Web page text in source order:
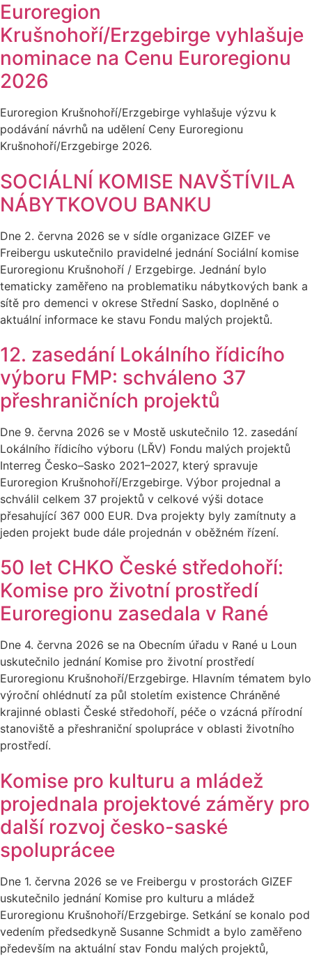
Euroregion
Krušnohoří/Erzgebirge vyhlašuje
nominace na Cenu Euroregionu
2026
Euroregion Krušnohoří/Erzgebirge vyhlašuje výzvu k
podávání návrhů na udělení Ceny Euroregionu
Krušnohoří/Erzgebirge 2026.
SOCIÁLNÍ KOMISE NAVŠTÍVILA
NÁBYTKOVOU BANKU
Dne 2. června 2026 se v sídle organizace GIZEF ve
Freibergu uskutečnilo pravidelné jednání Sociální komise
Euroregionu Krušnohoří / Erzgebirge. Jednání bylo
tematicky zaměřeno na problematiku nábytkových bank a
sítě pro demenci v okrese Střední Sasko, doplněné o
aktuální informace ke stavu Fondu malých projektů.
12. zasedání Lokálního řídicího
výboru FMP: schváleno 37
přeshraničních projektů
Dne 9. června 2026 se v Mostě uskutečnilo 12. zasedání
Lokálního řídicího výboru (LŘV) Fondu malých projektů
Interreg Česko–Sasko 2021–2027, který spravuje
Euroregion Krušnohoří/Erzgebirge. Výbor projednal a
schválil celkem 37 projektů v celkové výši dotace
přesahující 367 000 EUR. Dva projekty byly zamítnuty a
jeden projekt bude dále projednán v oběžném řízení.
50 let CHKO České středohoří:
Komise pro životní prostředí
Euroregionu zasedala v Rané
Dne 4. června 2026 se na Obecním úřadu v Rané u Loun
uskutečnilo jednání Komise pro životní prostředí
Euroregionu Krušnohoří/Erzgebirge. Hlavním tématem bylo
výroční ohlédnutí za půl stoletím existence Chráněné
krajinné oblasti České středohoří, péče o vzácná přírodní
stanoviště a přeshraniční spolupráce v oblasti životního
prostředí.
Komise pro kulturu a mládež
projednala projektové záměry pro
další rozvoj česko-saské
spoluprácee
Dne 1. června 2026 se ve Freibergu v prostorách GIZEF
uskutečnilo jednání Komise pro kulturu a mládež
Euroregionu Krušnohoří/Erzgebirge. Setkání se konalo pod
vedením předsedkyně Susanne Schmidt a bylo zaměřeno
především na aktuální stav Fondu malých projektů,